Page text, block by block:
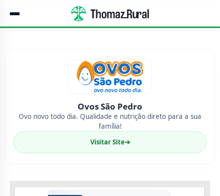
Ovos São Pedro
Ovo novo todo dia. Qualidade e nutrição direto para a sua
família!
Visitar Site➔